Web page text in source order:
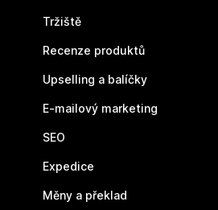
Tržiště
Recenze produktů
Upselling a balíčky
E-mailový marketing
SEO
Expedice
Měny a překlad